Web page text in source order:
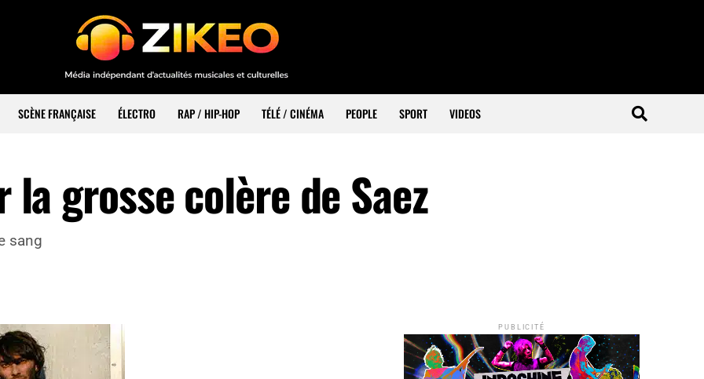
SCÈNE FRANÇAISE ÉLECTRO RAP / HIP-HOP TÉLÉ / CINÉMA PEOPLE SPORT VIDEOS
grosse colère de Saez
sang
PUBLICITÉ